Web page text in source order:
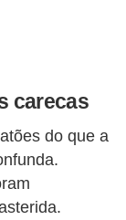
carecas
do que a